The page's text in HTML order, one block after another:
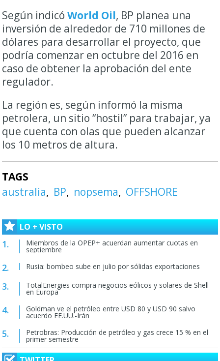
Según indicóWorld Oil, BP planea una
inversión de alrededor de 710 millones de
dólares para desarrollar el proyecto, que
podría comenzar en octubre del 2016 en
caso de obtener la aprobación del ente
regulador.
La región es, según informó la misma
petrolera, un sitio “hostil” para trabajar, ya
que cuenta con olas que pueden alcanzar
los 10 metros de altura.
TAGS
australia
BP nopsema OFFSHORE
LO + VISTO
Miembros de la OPEP+ acuerdan aumentar cuotas en
septiembre
Rusia: bombeo sube en julio por sólidas exportaciones
TotalEnergies compra negocios eólicos y solares de Shell
en Europa
Goldman ve el petróleo entre USD 80 y USD 90 salvo
acuerdo EE.UU.-Irán
Petrobras: Producción de petróleo y gas crece 15 % en el
primer semestre